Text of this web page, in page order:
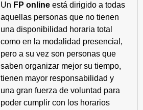
Un FP online está dirigido a todas
aquellas personas que no tienen
una disponibilidad horaria total
como en la modalidad presencial,
pero a su vez son personas que
saben organizar mejor su tiempo,
tienen mayor responsabilidad y
una gran fuerza de voluntad para
poder cumplir con los horarios